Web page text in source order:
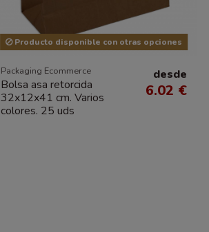
Producto disponible con otras opciones
Packaging Ecommerce
Bolsa asa retorcida
32x12x41 cm. Varios
colores. 25 uds
desde
6.02 €